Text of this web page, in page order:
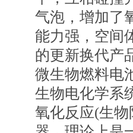
气泡，增加了
能力强，空间
的更新换代产
微生物燃料电
生物电化学系
氧化反应(生